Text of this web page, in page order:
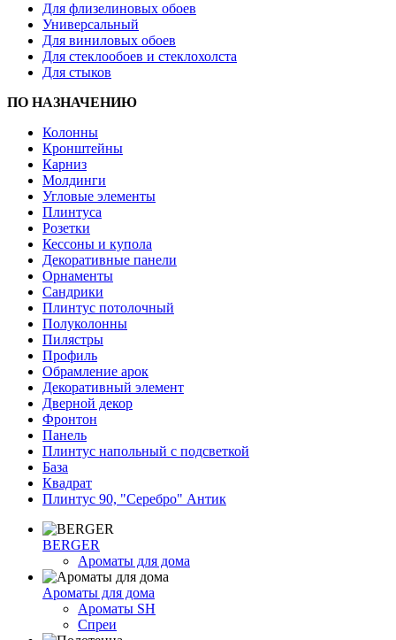
Для флизелиновых обоев
Универсальный
Для виниловых обоев
Для стеклообоев и стеклохолста
Для стыков
ПО НАЗНАЧЕНИЮ
Колонны
Кронштейны
Карниз
Молдинги
Угловые элементы
Плинтуса
Розетки
Кессоны и купола
Декоративные панели
Орнаменты
Сандрики
Плинтус потолочный
Полуколонны
Пилястры
Профиль
Обрамление арок
Декоративный элемент
Дверной декор
Фронтон
Панель
Плинтус напольный с подсветкой
База
Квадрат
Плинтус 90, "Серебро" Антик
BERGER
Ароматы для дома
Ароматы для дома
Ароматы SH
Спреи